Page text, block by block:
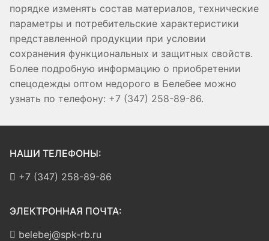
порядке изменять состав материалов, технические
параметры и потребительские характеристики
представленной продукции при условии
сохранения функциональных и защитных свойств.
Более подробную информацию о приобретении
спецодежды оптом недорого в Белебее можно
узнать по телефону: +7 (347) 258-89-86.
НАШИ ТЕЛЕФОНЫ:
+7 (347) 258-89-86
ЭЛЕКТРОННАЯ ПОЧТА:
belebej@spk-rb.ru